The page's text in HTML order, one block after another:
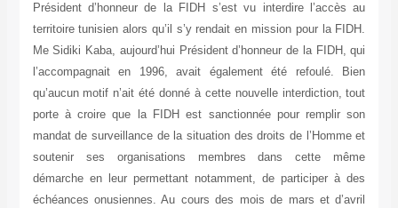
Président d’honneur de la FIDH s’est vu interdire l’accès au
territoire tunisien alors qu’il s’y rendait en mission pour la FIDH.
Me Sidiki Kaba, aujourd’hui Président d’honneur de la FIDH, qui
l’accompagnait en 1996, avait également été refoulé. Bien
qu’aucun motif n’ait été donné à cette nouvelle interdiction, tout
porte à croire que la FIDH est sanctionnée pour remplir son
mandat de surveillance de la situation des droits de l’Homme et
soutenir ses organisations membres dans cette même
démarche en leur permettant notamment, de participer à des
échéances onusiennes. Au cours des mois de mars et d’avril